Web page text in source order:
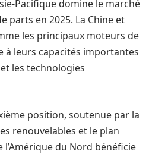
Pacifique domine le marché
parts en 2025. La Chine et
les principaux moteurs de
à leurs capacités importantes
les technologies
position, soutenue par la
renouvelables et le plan
l’Amérique du Nord bénéficie